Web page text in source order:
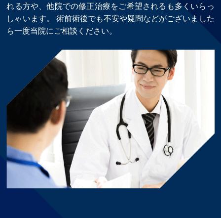
れる方や、他院での修正治療をご希望されるも多くいらっ
しゃいます。 術前術後でも不安や疑問などがございました
ら一度当院にご相談ください。